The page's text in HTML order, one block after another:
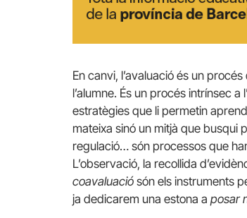
En canvi, l’avaluació és un
l’alumne. És un procés intrínsec
estratègies que li permetin
mateixa sinó un mitjà que busqui
regulació… són processos que
L’observació, la recollida
coavaluació són els instruments
ja dedicarem una estona a posar